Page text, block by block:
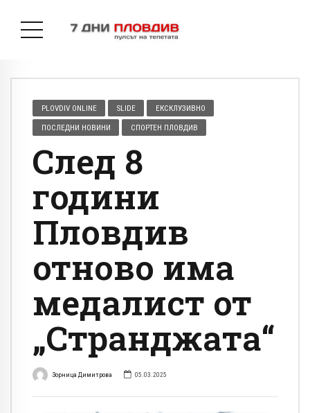
PLOVDIV ONLINE SLIDE ЕКСКЛУЗИВНО
ПОСЛЕДНИ НОВИНИ СПОРТЕН ПЛОВДИВ
След 8
години
Пловдив
отново има
медалист от
„Странджата“
Зорница Димитрова 05.03.2025